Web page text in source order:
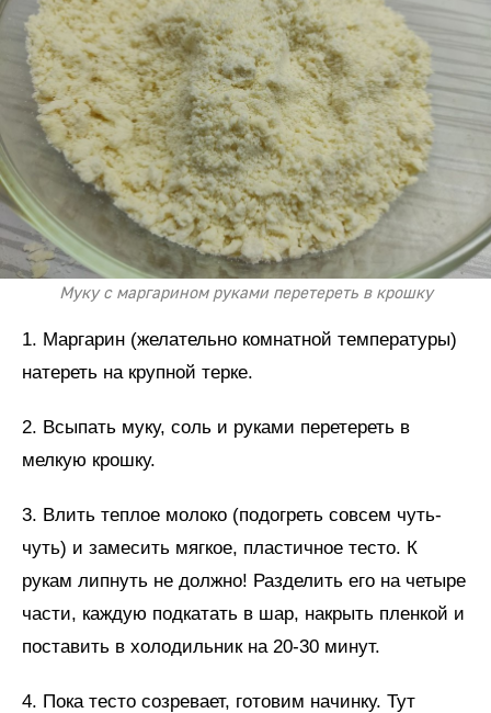
Муку с маргарином руками перетереть в крошку
1. Маргарин (желательно комнатной температуры)
натереть на крупной терке.
2. Всыпать муку, соль и руками перетереть в
мелкую крошку.
3. Влить теплое молоко (подогреть совсем чуть-
чуть) и замесить мягкое, пластичное тесто. К
рукам липнуть не должно! Разделить его на четыре
части, каждую подкатать в шар, накрыть пленкой и
поставить в холодильник на 20-30 минут.
4. Пока тесто созревает, готовим начинку. Тут